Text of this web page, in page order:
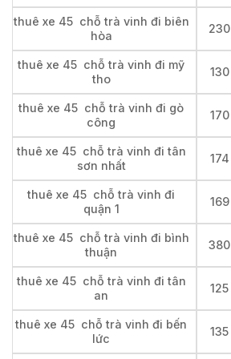
thuê xe 45 chỗ trà vinh đi biên
hòa
230
thuê xe 45 chỗ trà vinh đi mỹ
tho
130
thuê xe 45 chỗ trà vinh đi gò
công
170
thuê xe 45 chỗ trà vinh đi tân
sơn nhất
174
thuê xe 45 chỗ trà vinh đi
quận 1
169
thuê xe 45 chỗ trà vinh đi bình
thuận
380
thuê xe 45 chỗ trà vinh đi tân
an
125
thuê xe 45 chỗ trà vinh đi bến
lức
135